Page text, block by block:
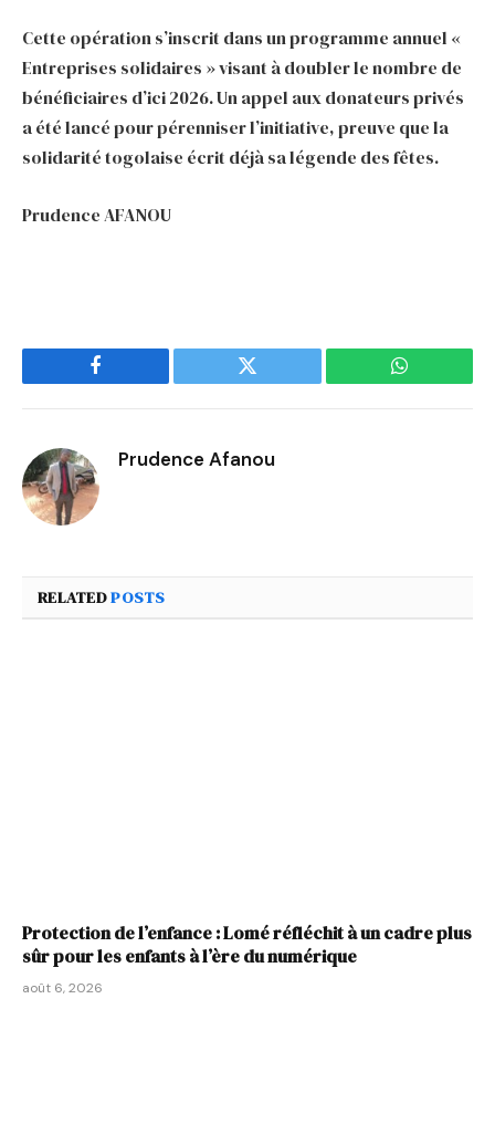
Cette opération s’inscrit dans un programme annuel «
Entreprises solidaires » visant à doubler le nombre de
bénéficiaires d’ici 2026. Un appel aux donateurs privés
a été lancé pour pérenniser l’initiative, preuve que la
solidarité togolaise écrit déjà sa légende des fêtes.
Prudence AFANOU
Facebook Twitter WhatsApp
Prudence Afanou
RELATEDPOSTS
Protection de l’enfance : Lomé réfléchit à un cadre plus
sûr pour les enfants à l’ère du numérique
août 6, 2026